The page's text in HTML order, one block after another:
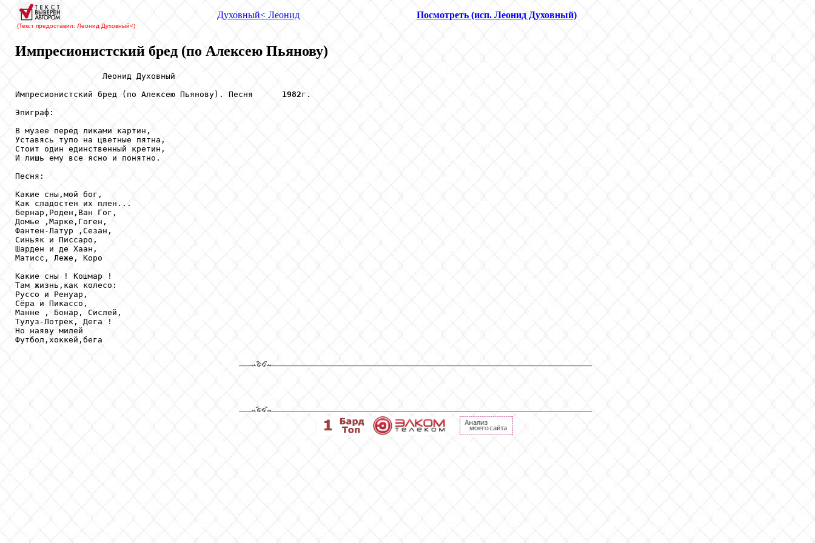
(Текст предоставил: Леонид Духовный<)
Духовный< Леонид Посмотреть (исп. Леонид Духовный)
Импресионистский бред (по Алексею Пьянову)
                  Леонид Духовный
Импресионистский бред (по Алексею Пьянову). Песня 1982г.
Эпиграф:
В музее перед ликами картин,
Уставясь тупо на цветные пятна,
Стоит один единственный кретин,
И лишь ему все ясно и понятно.
Песня:
Какие сны,мой бог,
Как сладостен их плен...
Бернар,Роден,Ван Гог,
Домье ,Марке,Гоген,
Фантен-Латур ,Сезан,
Синьяк и Писсаро,
Шарден и де Хаан,
Матисс, Леже, Коро
Какие сны ! Кошмар !
Там жизнь,как колесо:
Руссо и Ренуар,
Сёра и Пикассо,
Манне , Бонар, Сислей,
Тулуз-Лотрек, Дега !
Но наяву милей
Футбол,хоккей,бега